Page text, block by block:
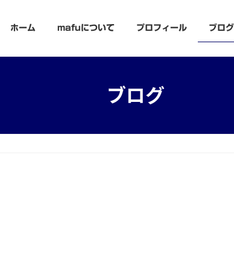
ホーム mafuについて プロフィール ブログ
ブログ